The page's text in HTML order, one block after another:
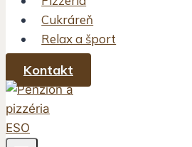
Cukráreň
Relax a šport
Kontakt